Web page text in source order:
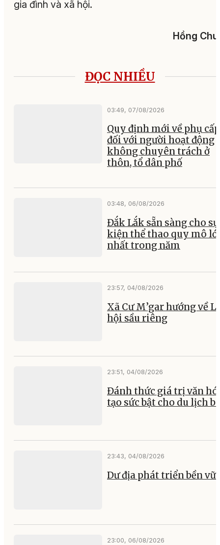
gia đình và xã hội.
Hồng
ĐỌC NHIỀU
03:49, 07/08/2026
Quy định mới về phụ cấp
đối với người hoạt động
không chuyên trách ở
thôn, tổ dân phố
03:48, 06/08/2026
Đắk Lắk sẵn sàng cho sự
kiện thể thao quy mô
nhất trong năm
23:57, 04/08/2026
Xã Cư M’gar hướng về
hội sầu riêng
23:51, 04/08/2026
Đánh thức giá trị văn
tạo sức bật cho du lịch
23:43, 04/08/2026
Dư địa phát triển bền
23:00, 06/08/2026